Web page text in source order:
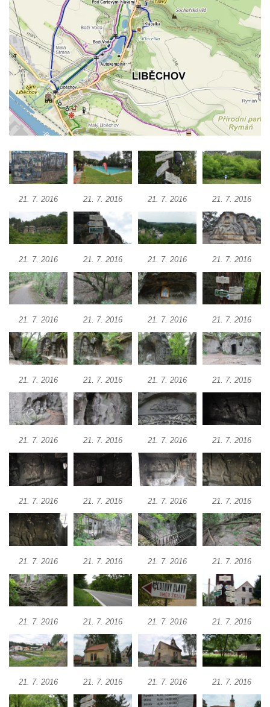
21. 7. 2016 21. 7. 2016 21. 7. 2016 21. 7. 2016
21. 7. 2016 21. 7. 2016 21. 7. 2016 21. 7. 2016
21. 7. 2016 21. 7. 2016 21. 7. 2016 21. 7. 2016
21. 7. 2016 21. 7. 2016 21. 7. 2016 21. 7. 2016
21. 7. 2016 21. 7. 2016 21. 7. 2016 21. 7. 2016
21. 7. 2016 21. 7. 2016 21. 7. 2016 21. 7. 2016
21. 7. 2016 21. 7. 2016 21. 7. 2016 21. 7. 2016
21. 7. 2016 21. 7. 2016 21. 7. 2016 21. 7. 2016
21. 7. 2016 21. 7. 2016 21. 7. 2016 21. 7. 2016